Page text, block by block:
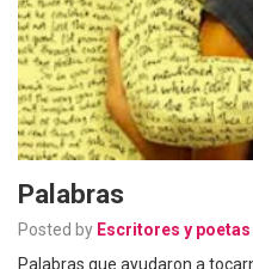
Palabras
Posted by Escritores y poetas
Palabras que ayudaron a